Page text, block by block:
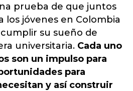
prueba de que juntos
los jóvenes en Colombia
su sueño de
universitaria. Cada uno
son un impulso para
para
y así construir